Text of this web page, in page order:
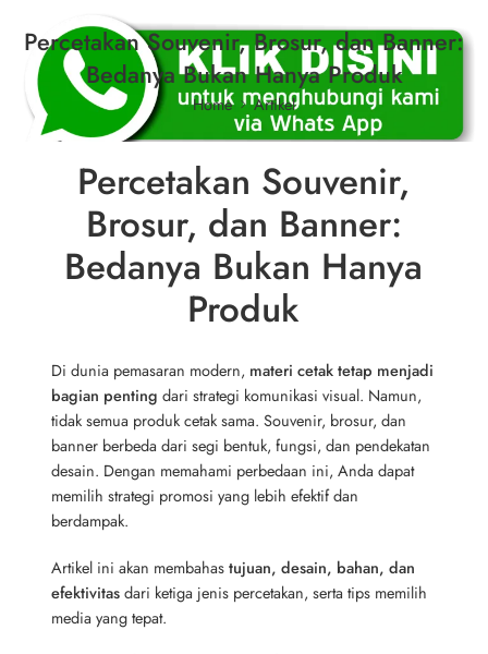
Percetakan Souvenir, Brosur, dan Banner:
Bedanya Bukan Hanya Produk
Home Artikel
Percetakan Souvenir,
Brosur, dan Banner:
Bedanya Bukan Hanya
Produk
Di dunia pemasaran modern, materi cetak tetap menjadi
bagian penting dari strategi komunikasi visual. Namun,
tidak semua produk cetak sama. Souvenir, brosur, dan
banner berbeda dari segi bentuk, fungsi, dan pendekatan
desain. Dengan memahami perbedaan ini, Anda dapat
memilih strategi promosi yang lebih efektif dan
berdampak.
Artikel ini akan membahastujuan, desain, bahan, dan
efektivitasdari ketiga jenis percetakan, serta tips memilih
media yang tepat.